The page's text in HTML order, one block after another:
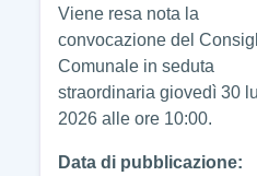
Viene resa nota la
convocazione del
Comunale in seduta
straordinaria giovedì 30
2026 alle ore 10:00.
Data di pubblicazione: